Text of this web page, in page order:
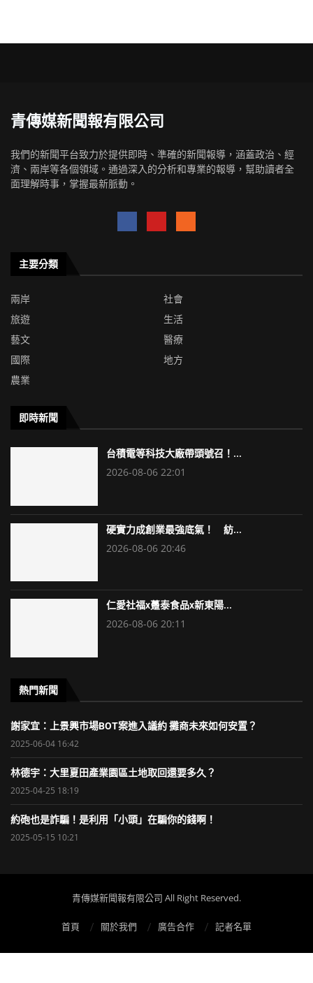
青傳媒新聞報有限公司
我們的新聞平台致力於提供即時、準確的新聞報導，涵蓋政治、經
濟、兩岸等各個領域。通過深入的分析和專業的報導，幫助讀者全
面理解時事，掌握最新脈動。
主要分類
兩岸
社會
旅遊
生活
藝文
醫療
國際
地方
農業
即時新聞
台積電等科技大廠帶頭號召！...
2026-08-06 22:01
硬實力成創業最強底氣！ 紡...
2026-08-06 20:46
仁愛社福x躉泰食品x新東陽...
2026-08-06 20:11
熱門新聞
謝家宜：上景興市場BOT案進入議約 攤商未來如何安置？
2025-06-04 16:42
林德宇：大里夏田產業園區土地取回還要多久？
2025-04-25 18:19
約砲也是詐騙！是利用「小頭」在騙你的錢啊！
2025-05-15 10:21
青傳媒新聞報有限公司 All Right Reserved.
首頁 關於我們 廣告合作 記者名單